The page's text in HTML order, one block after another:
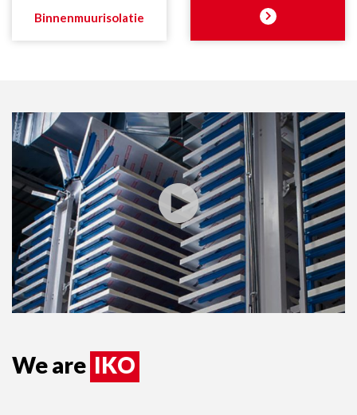
Samen beter presteren
voor een meerduurzamewereld
Binnenmuurisolatie
We are IKO